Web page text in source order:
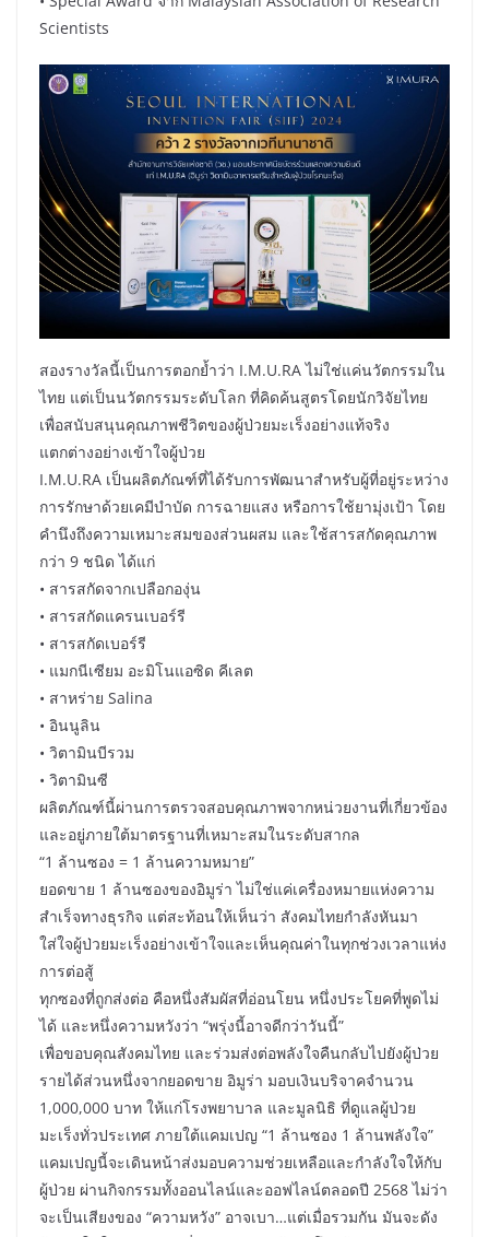
Scientists
สองรางวัลนี้เป็นการตอกย้ำว่า I.M.U.RA ไม่ใช่แค่นวัตกรรมใน
ไทย แต่เป็นนวัตกรรมระดับโลก ที่คิดค้นสูตรโดยนักวิจัยไทย
เพื่อสนับสนุนคุณภาพชีวิตของผู้ป่วยมะเร็งอย่างแท้จริง
แตกต่างอย่างเข้าใจผู้ป่วย
I.M.U.RA เป็นผลิตภัณฑ์ที่ได้รับการพัฒนาสำหรับผู้ที่อยู่ระหว่าง
การรักษาด้วยเคมีบำบัด การฉายแสง หรือการใช้ยามุ่งเป้า โดย
คำนึงถึงความเหมาะสมของส่วนผสม และใช้สารสกัดคุณภาพ
กว่า 9 ชนิด ได้แก่
• สารสกัดจากเปลือกองุ่น
• สารสกัดแครนเบอร์รี
• สารสกัดเบอร์รี
• แมกนีเซียม อะมิโนแอซิด คีเลต
• สาหร่าย Salina
• อินนูลิน
• วิตามินบีรวม
• วิตามินซี
ผลิตภัณฑ์นี้ผ่านการตรวจสอบคุณภาพจากหน่วยงานที่เกี่ยวข้อง
และอยู่ภายใต้มาตรฐานที่เหมาะสมในระดับสากล
“1 ล้านซอง = 1 ล้านความหมาย”
ยอดขาย 1 ล้านซองของอิมูร่า ไม่ใช่แค่เครื่องหมายแห่งความ
สำเร็จทางธุรกิจ แต่สะท้อนให้เห็นว่า สังคมไทยกำลังหันมา
ใส่ใจผู้ป่วยมะเร็งอย่างเข้าใจและเห็นคุณค่าในทุกช่วงเวลาแห่ง
การต่อสู้
ทุกซองที่ถูกส่งต่อ คือหนึ่งสัมผัสที่อ่อนโยน หนึ่งประโยคที่พูดไม่
ได้ และหนึ่งความหวังว่า “พรุ่งนี้อาจดีกว่าวันนี้”
เพื่อขอบคุณสังคมไทย และร่วมส่งต่อพลังใจคืนกลับไปยังผู้ป่วย
รายได้ส่วนหนึ่งจากยอดขาย อิมูร่า มอบเงินบริจาคจำนวน
1,000,000 บาท ให้แก่โรงพยาบาล และมูลนิธิ ที่ดูแลผู้ป่วย
มะเร็งทั่วประเทศ ภายใต้แคมเปญ “1 ล้านซอง 1 ล้านพลังใจ”
แคมเปญนี้จะเดินหน้าส่งมอบความช่วยเหลือและกำลังใจให้กับ
ผู้ป่วย ผ่านกิจกรรมทั้งออนไลน์และออฟไลน์ตลอดปี 2568 ไม่ว่า
จะเป็นเสียงของ “ความหวัง” อาจเบา…แต่เมื่อรวมกัน มันจะดัง